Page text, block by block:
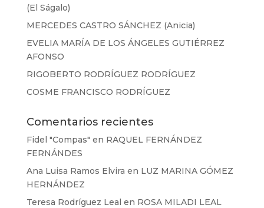
(El Ságalo)
MERCEDES CASTRO SÁNCHEZ (Anicia)
EVELIA MARÍA DE LOS ÁNGELES GUTIÉRREZ
AFONSO
RIGOBERTO RODRÍGUEZ RODRÍGUEZ
COSME FRANCISCO RODRÍGUEZ
Comentarios recientes
Fidel "Compas" en RAQUEL FERNÁNDEZ
FERNÁNDES
Ana Luisa Ramos Elvira en LUZ MARINA GÓMEZ
HERNÁNDEZ
Teresa Rodríguez Leal en ROSA MILADI LEAL